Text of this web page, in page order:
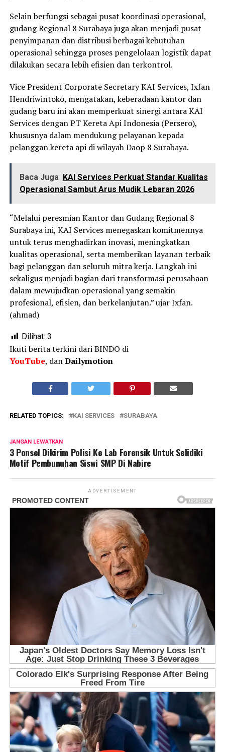
Selain berfungsi sebagai pusat koordinasi operasional,
gudang Regional 8 Surabaya juga akan menjadi pusat
penyimpanan dan distribusi berbagai kebutuhan
operasional sehingga proses pengelolaan logistik dapat
dilakukan secara lebih efisien dan terkontrol.
Vice President Corporate Secretary KAI Services, Ixfan
Hendriwintoko, mengatakan, keberadaan kantor dan
gudang baru ini akan memperkuat sinergi antara KAI
Services dengan PT Kereta Api Indonesia (Persero),
khususnya dalam mendukung pelayanan kepada
pelanggan kereta api di wilayah Daop 8 Surabaya.
Baca Juga KAI Services Perkuat Standar Kualitas
Operasional Sambut Arus Mudik Lebaran 2026
“Melalui peresmian Kantor dan Gudang Regional 8
Surabaya ini, KAI Services menegaskan komitmennya
untuk terus menghadirkan inovasi, meningkatkan
kualitas operasional, serta memberikan layanan terbaik
bagi pelanggan dan seluruh mitra kerja. Langkah ini
sekaligus menjadi bagian dari transformasi perusahaan
dalam mewujudkan operasional yang semakin
profesional, efisien, dan berkelanjutan.” ujar Ixfan.
(ahmad)
Dilihat: 3
Ikuti berita terkini dari BINDO di
YouTube, danDailymotion
RELATED TOPICS: KAI SERVICES SURABAYA
JANGAN LEWATKAN
3 Ponsel Dikirim Polisi Ke Lab Forensik Untuk Selidiki
Motif Pembunuhan Siswi SMP Di Nabire
ADVERTISEMENT